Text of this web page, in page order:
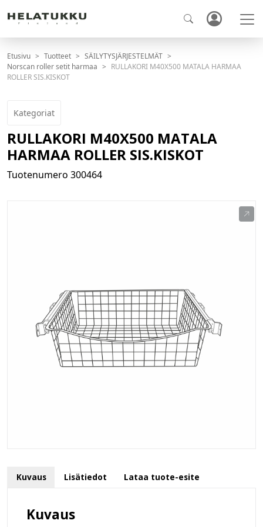
Etusivu Tuotteet
SÄILYTYSJÄRJESTELMÄT
Norscan roller setit harmaa
RULLAKORI M40X500 MATALA HARMAA
ROLLER SIS.KISKOT
Kategoriat
RULLAKORI M40X500 MATALA
HARMAA ROLLER SIS.KISKOT
Tuotenumero 300464
Kuvaus Lisätiedot Lataa tuote-esite
Kuvaus